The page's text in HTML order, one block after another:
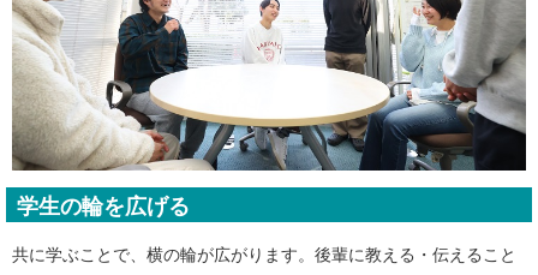
学生の輪を広げる
共に学ぶことで、横の輪が広がります。後輩に教える・伝えること